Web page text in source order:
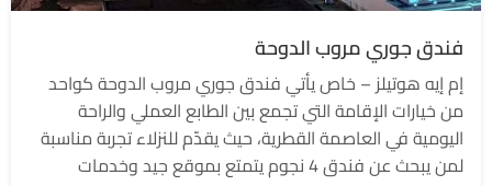
فندق جوري مروب الدوحة
إم إيه هوتيلز – خاص يأتي فندق جوري مروب الدوحة كواحد
من خيارات الإقامة التي تجمع بين الطابع العملي والراحة
اليومية في العاصمة القطرية، حيث يقدّم للنزلاء تجربة مناسبة
لمن يبحث عن فندق 4 نجوم يتمتع بموقع جيد وخدمات